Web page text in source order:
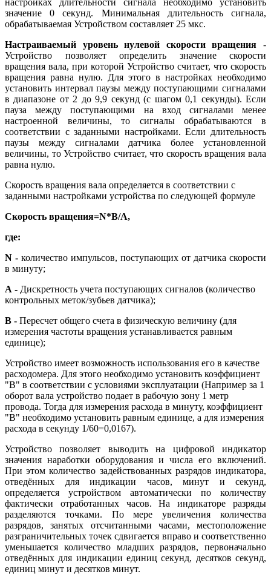
значение 0 секунд. Минимальная длительность сигнала,
обрабатываемая Устройством составляет 25 мкс.
Настраиваемый уровень нулевой скорости вращения -
Устройство позволяет определить значение скорости
вращения вала, при которой Устройство считает, что скорость
вращения равна нулю. Для этого в настройках необходимо
установить интервал паузы между поступающими сигналами
в диапазоне от 2 до 9,9 секунд (с шагом 0,1 секунды). Если
пауза между поступающими на вход сигналами менее
настроенной величины, то сигналы обрабатываются в
соответствии с заданными настройками. Если длительность
паузы между сигналами датчика более установленной
величины, то Устройство считает, что скорость вращения вала
равна нулю.
Скорость вращения вала определяется в соответствии с
заданными настройками устройства по следующей формуле
Скорость вращения=N*B/A,
где:
N - количество импульсов, поступающих от датчика скорости
в минуту;
А - Дискретность учета поступающих сигналов (количество
контрольных меток/зубьев датчика);
В - Пересчет общего счета в физическую величину (для
измерения частоты вращения устанавливается равным
единице);
Устройство имеет возможность использования его в качестве
расходомера. Для этого необходимо установить коэффициент
"B" в соответствии с условиями эксплуатации (Например за 1
оборот вала устройство подает в рабочую зону 1 метр
провода. Тогда для измерения расхода в минуту, коэффициент
"B" необходимо установить равным единице, а для измерения
расхода в секунду 1/60=0,0167).
Устройство позволяет выводить на цифровой индикатор
значения наработки оборудования и числа его включений.
При этом количество задействованных разрядов индикатора,
отведённых для индикации часов, минут и секунд,
определяется устройством автоматически по количеству
фактически отработанных часов. На индикаторе разряды
разделяются точками. По мере увеличения количества
разрядов, занятых отсчитанными часами, местоположение
разграничительных точек сдвигается вправо и соответственно
уменьшается количество младших разрядов, первоначально
отведённых для индикации единиц секунд, десятков секунд,
единиц минут и десятков минут.